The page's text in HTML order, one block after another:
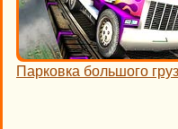
Парковка большого